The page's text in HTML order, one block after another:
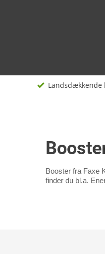
Landsdækkende
Booster fra Faxe
finder du bl.a.